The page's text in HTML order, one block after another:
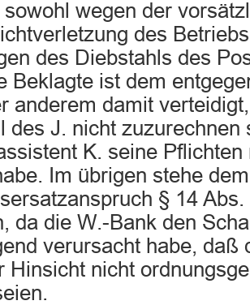
sowohl wegen der
des
des Diebstahls des
Beklagte ist dem
anderem damit
des J. nicht zuzurechnen
K. seine
Im übrigen stehe dem
§ 14 Abs.
da die W.-Bank den
verursacht habe, daß
Hinsicht nicht